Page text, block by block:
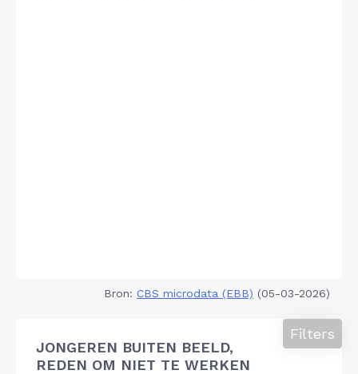
Bron: CBS microdata (EBB) (05-03-2026)
JONGEREN BUITEN BEELD,
REDEN OM NIET TE WERKEN
Filters